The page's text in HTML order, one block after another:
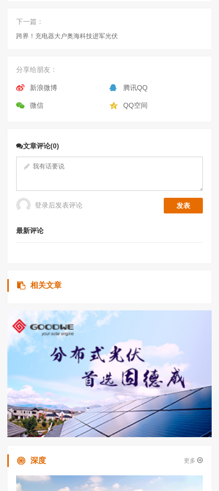
下一篇：
跨界！充电器大户奥海科技进军光伏
分享给朋友：
新浪微博 腾讯QQ
微信 QQ空间
文章评论(0)
登录后发表评论
最新评论
相关文章
深度 更多